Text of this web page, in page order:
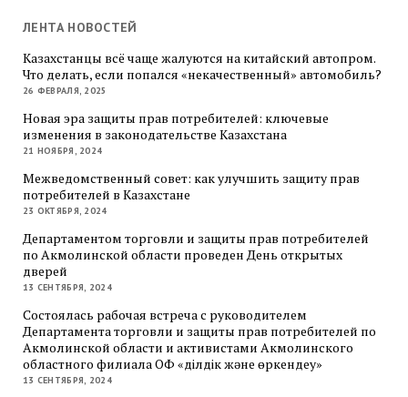
ЛЕНТА НОВОСТЕЙ
Казахстанцы всё чаще жалуются на китайский автопром.
Что делать, если попался «некачественный» автомобиль?
26 ФЕВРАЛЯ, 2025
Новая эра защиты прав потребителей: ключевые
изменения в законодательстве Казахстана
21 НОЯБРЯ, 2024
Межведомственный совет: как улучшить защиту прав
потребителей в Казахстане
23 ОКТЯБРЯ, 2024
Департаментом торговли и защиты прав потребителей
по Акмолинской области проведен День открытых
дверей
13 СЕНТЯБРЯ, 2024
Состоялась рабочая встреча с руководителем
Департамента торговли и защиты прав потребителей по
Акмолинской области и активистами Акмолинского
областного филиала ОФ «Әділдік және өркендеу»
13 СЕНТЯБРЯ, 2024